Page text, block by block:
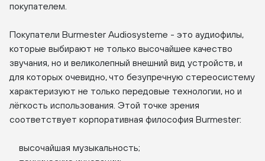
покупателем.
Покупатели Burmester Audiosysteme - это аудиофилы,
которые выбирают не только высочайшее качество
звучания, но и великолепный внешний вид устройств, и
для которых очевидно, что безупречную стереосистему
характеризуют не только передовые технологии, но и
лёгкость использования. Этой точке зрения
соответствует корпоративная философия Burmester:
высочайшая музыкальность;